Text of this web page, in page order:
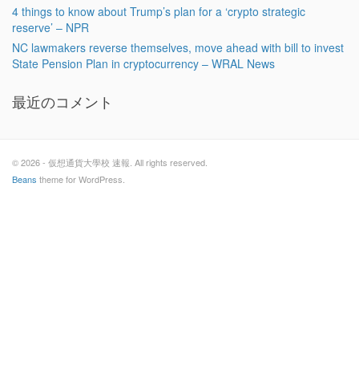
4 things to know about Trump’s plan for a ‘crypto strategic
reserve’ – NPR
NC lawmakers reverse themselves, move ahead with bill to invest
State Pension Plan in cryptocurrency – WRAL News
最近のコメント
© 2026 - 仮想通貨大學校 速報. All rights reserved.
Beans theme for WordPress.